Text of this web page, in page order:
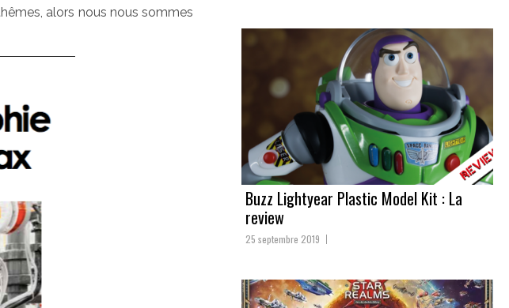
alors nous nous sommes
Buzz Lightyear Plastic Model Kit : La
review
25 septembre 2019